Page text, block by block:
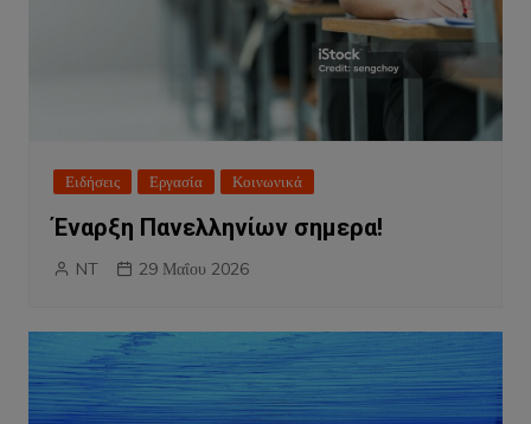
Ειδήσεις Εργασία Κοινωνικά
Έναρξη Πανελληνίων σημερα!
NT 29 Μαΐου 2026